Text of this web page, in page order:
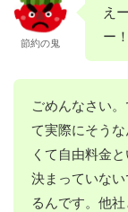
節約の鬼
え
ー
ごめんなさい
て実際にそう
くて自由料金
決まっていな
るんです。他